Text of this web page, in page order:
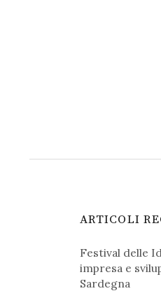
ARTICOLI
Festival delle
impresa e
Sardegna